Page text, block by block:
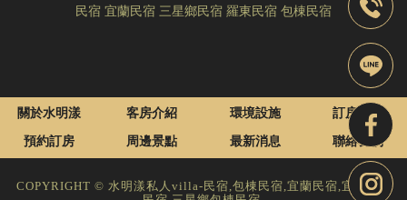
民宿 宜蘭民宿 三星鄉民宿 羅東民宿 包棟民宿
關於水明漾 客房介紹 環境設施 訂房須知
預約訂房 周邊景點 最新消息 聯絡我們
COPYRIGHT © 水明漾私人villa-民宿,包棟民宿,宜蘭民宿,宜蘭包棟